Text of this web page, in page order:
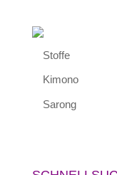
Stoffe
Kimono
Sarong